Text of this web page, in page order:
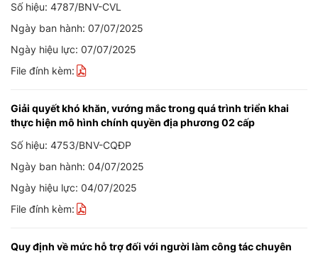
Số hiệu: 4787/BNV-CVL
Ngày ban hành: 07/07/2025
Ngày hiệu lực: 07/07/2025
File đính kèm:
Giải quyết khó khăn, vướng mắc trong quá trình triển khai
thực hiện mô hình chính quyền địa phương 02 cấp
Số hiệu: 4753/BNV-CQĐP
Ngày ban hành: 04/07/2025
Ngày hiệu lực: 04/07/2025
File đính kèm:
Quy định về mức hỗ trợ đối với người làm công tác chuyên